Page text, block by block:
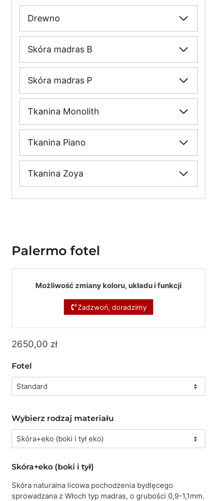
Drewno
Skóra madras B
Skóra madras P
Tkanina Monolith
Tkanina Piano
Tkanina Zoya
Palermo fotel
Możliwość zmiany koloru, układu i funkcji
Zadzwoń, doradzimy
2650,00 zł
Fotel
Wybierz rodzaj materiału
Skóra+eko (boki i tył)
Skóra naturalna licowa pochodzenia bydlęcego
sprowadzana z Włoch typ madras, o grubości 0,9-1,1mm.